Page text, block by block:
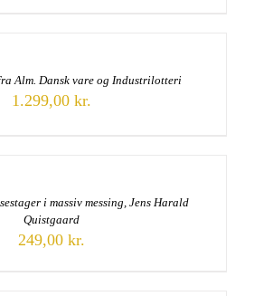
Alm. Dansk vare og Industrilotteri
1.299,00 kr.
i massiv messing, Jens Harald
Quistgaard
249,00 kr.